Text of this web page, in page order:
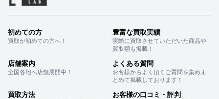
初めての方
買取が初めての方へ！
豊富な買取実績
実際に買取させていただいた商品や
買取額も掲載！
店舗案内
全国各地へ店舗展開中！
よくある質問
お客様からよく頂くご質問を集めま
とめて掲載しております！
買取方法 お客様の口コミ・評判